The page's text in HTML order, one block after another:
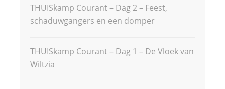
THUISkamp Courant – Dag 2 – Feest,
schaduwgangers en een domper
THUISkamp Courant – Dag 1 – De Vloek van
Wiltzia